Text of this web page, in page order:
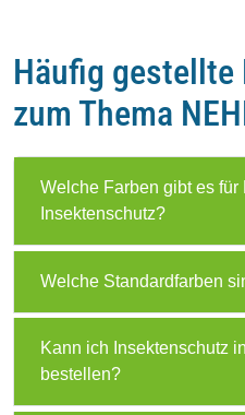
Häufig gestellte
zum Thema
Welche Farben gibt es für
Insektenschutz?
Welche Standardfarben
Kann ich Insektenschutz
bestellen?